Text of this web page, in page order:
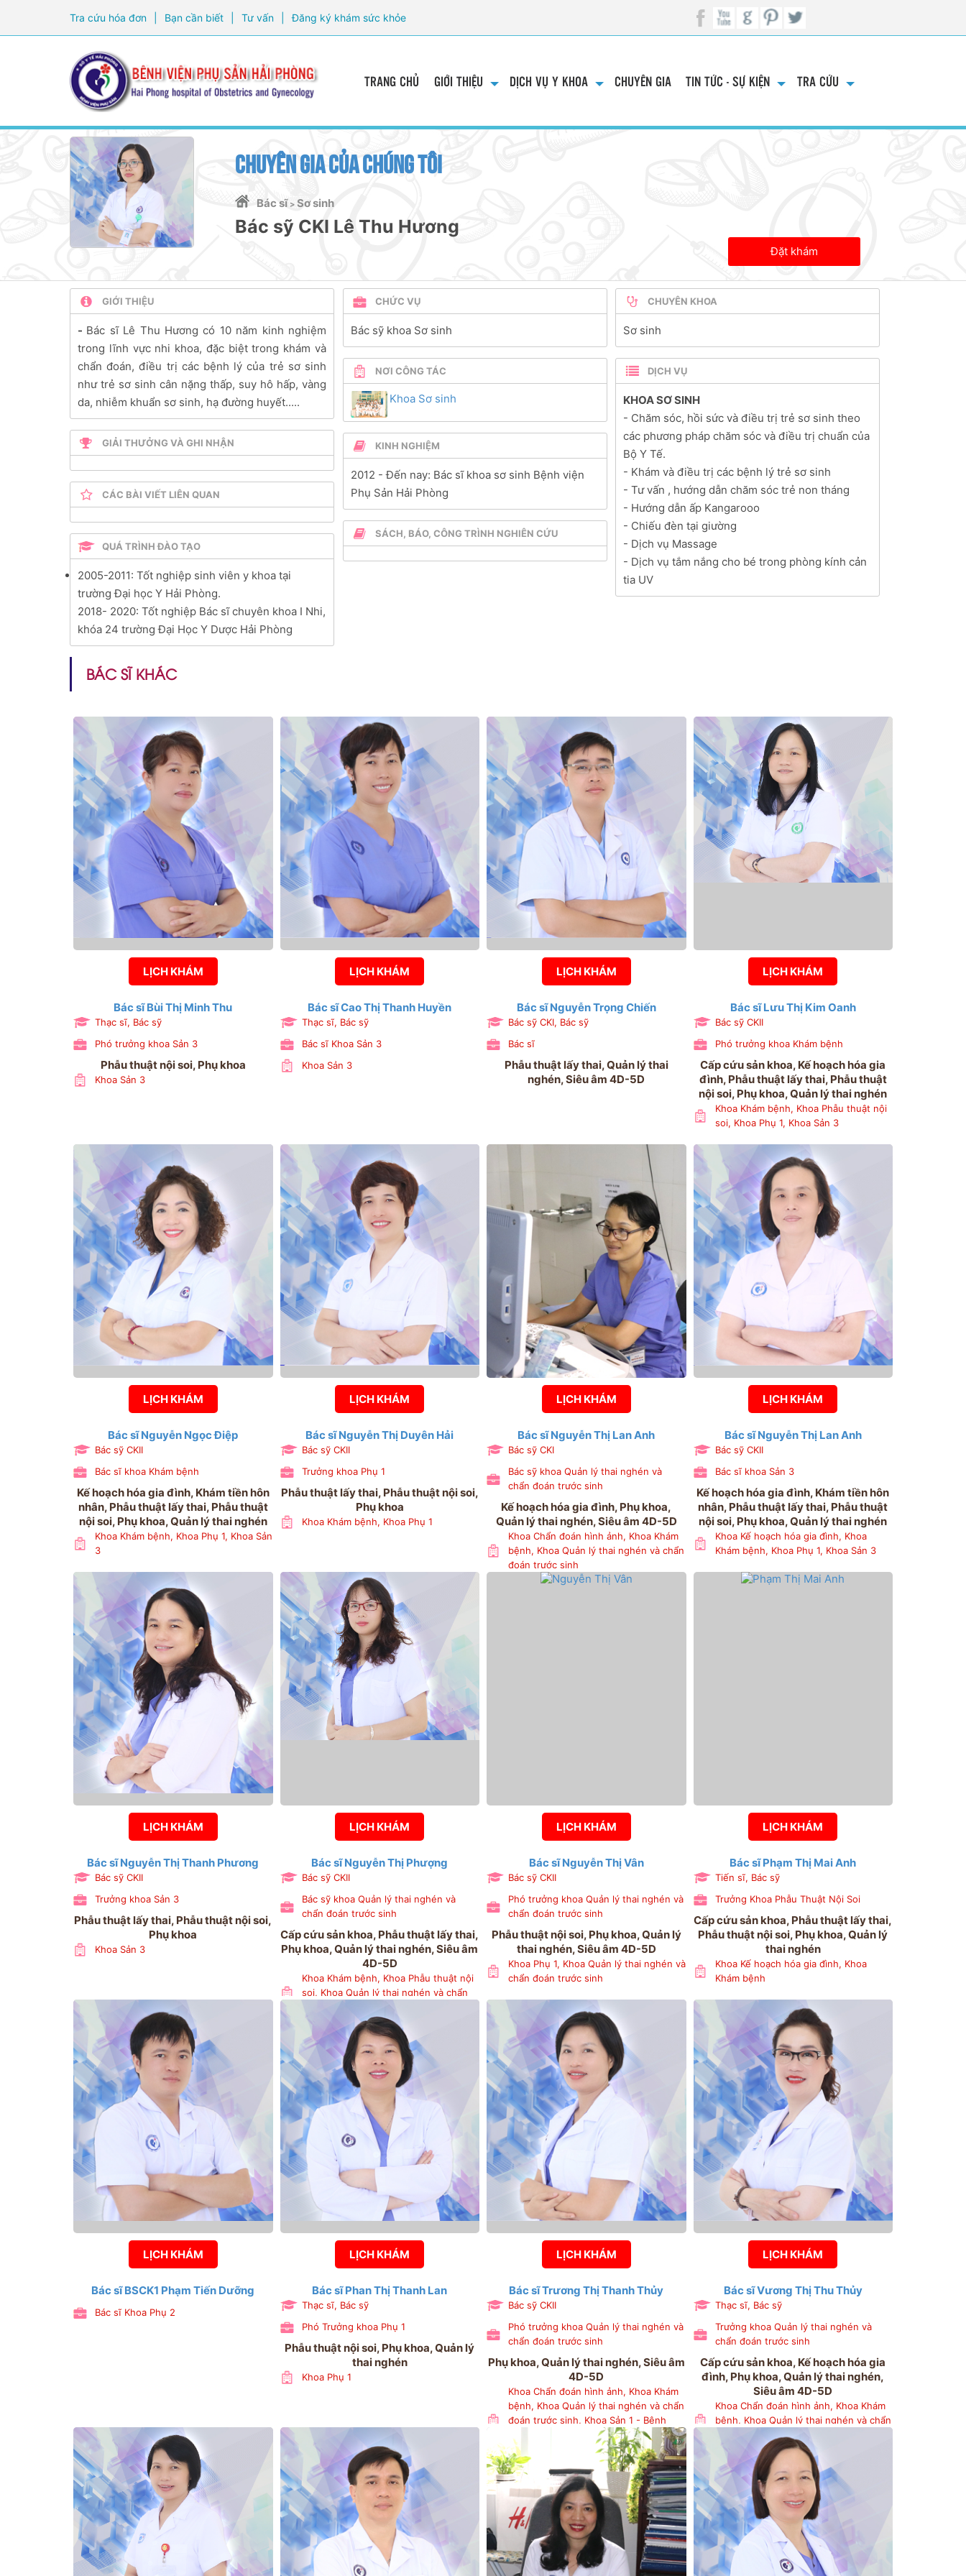
Tra cứu hóa đơn Bạn cần biết Tư vấn Đăng ký khám sức khỏe
TRANG CHỦ GIỚI THIỆU DỊCH VỤ Y KHOA CHUYÊN GIA TIN TỨC - SỰ KIỆN TRA CỨU
CHUYÊN GIA CỦA CHÚNG TÔI
Bác sĩ > Sơ sinh
Bác sỹ CKI Lê Thu Hương
Đặt khám
GIỚI THIỆU
- Bác sĩ Lê Thu Hương có 10 năm kinh nghiệm
trong lĩnh vực nhi khoa, đặc biệt trong khám và
chẩn đoán, điều trị các bệnh lý của trẻ sơ sinh
như trẻ sơ sinh cân nặng thấp, suy hô hấp, vàng
da, nhiễm khuẩn sơ sinh, hạ đường huyết.....
GIẢI THƯỞNG VÀ GHI NHẬN
CÁC BÀI VIẾT LIÊN QUAN
QUÁ TRÌNH ĐÀO TẠO
2005-2011: Tốt nghiệp sinh viên y khoa tại
trường Đại học Y Hải Phòng.
2018- 2020: Tốt nghiệp Bác sĩ chuyên khoa I Nhi,
khóa 24 trường Đại Học Y Dược Hải Phòng
CHỨC VỤ
Bác sỹ khoa Sơ sinh
NƠI CÔNG TÁC
Khoa Sơ sinh
KINH NGHIỆM
2012 - Đến nay: Bác sĩ khoa sơ sinh Bệnh viện
Phụ Sản Hải Phòng
SÁCH, BÁO, CÔNG TRÌNH NGHIÊN CỨU
CHUYÊN KHOA
Sơ sinh
DỊCH VỤ
KHOA SƠ SINH
- Chăm sóc, hồi sức và điều trị trẻ sơ sinh theo
các phương pháp chăm sóc và điều trị chuẩn của
Bộ Y Tế.
- Khám và điều trị các bệnh lý trẻ sơ sinh
- Tư vấn , hướng dẫn chăm sóc trẻ non tháng
- Hướng dẫn ấp Kangarooo
- Chiếu đèn tại giường
- Dịch vụ Massage
- Dịch vụ tắm nắng cho bé trong phòng kính cản
tia UV
BÁC SĨ KHÁC
LỊCH KHÁM
Bác sĩ Bùi Thị Minh Thu
Thạc sĩ, Bác sỹ
Phó trưởng khoa Sản 3
Phẫu thuật nội soi, Phụ khoa
Khoa Sản 3
LỊCH KHÁM
Bác sĩ Cao Thị Thanh Huyền
Thạc sĩ, Bác sỹ
Bác sĩ Khoa Sản 3
Khoa Sản 3
LỊCH KHÁM
Bác sĩ Nguyễn Trọng Chiến
Bác sỹ CKI, Bác sỹ
Bác sĩ
Phẫu thuật lấy thai, Quản lý thai
nghén, Siêu âm 4D-5D
LỊCH KHÁM
Bác sĩ Lưu Thị Kim Oanh
Bác sỹ CKII
Phó trưởng khoa Khám bệnh
Cấp cứu sản khoa, Kế hoạch hóa gia
đình, Phẫu thuật lấy thai, Phẫu thuật
nội soi, Phụ khoa, Quản lý thai nghén
Khoa Khám bệnh, Khoa Phẫu thuật nội
soi, Khoa Phụ 1, Khoa Sản 3
LỊCH KHÁM
Bác sĩ Nguyễn Ngọc Điệp
Bác sỹ CKII
Bác sĩ khoa Khám bệnh
Kế hoạch hóa gia đình, Khám tiền hôn
nhân, Phẫu thuật lấy thai, Phẫu thuật
nội soi, Phụ khoa, Quản lý thai nghén
Khoa Khám bệnh, Khoa Phụ 1, Khoa Sản
3
LỊCH KHÁM
Bác sĩ Nguyễn Thị Duyên Hải
Bác sỹ CKII
Trưởng khoa Phụ 1
Phẫu thuật lấy thai, Phẫu thuật nội soi,
Phụ khoa
Khoa Khám bệnh, Khoa Phụ 1
LỊCH KHÁM
Bác sĩ Nguyễn Thị Lan Anh
Bác sỹ CKI
Bác sỹ khoa Quản lý thai nghén và
chẩn đoán trước sinh
Kế hoạch hóa gia đình, Phụ khoa,
Quản lý thai nghén, Siêu âm 4D-5D
Khoa Chẩn đoán hình ảnh, Khoa Khám
bệnh, Khoa Quản lý thai nghén và chẩn
đoán trước sinh
LỊCH KHÁM
Bác sĩ Nguyễn Thị Lan Anh
Bác sỹ CKII
Bác sĩ khoa Sản 3
Kế hoạch hóa gia đình, Khám tiền hôn
nhân, Phẫu thuật lấy thai, Phẫu thuật
nội soi, Phụ khoa, Quản lý thai nghén
Khoa Kế hoạch hóa gia đình, Khoa
Khám bệnh, Khoa Phụ 1, Khoa Sản 3
LỊCH KHÁM
Bác sĩ Nguyễn Thị Thanh Phương
Bác sỹ CKII
Trưởng khoa Sản 3
Phẫu thuật lấy thai, Phẫu thuật nội soi,
Phụ khoa
Khoa Sản 3
LỊCH KHÁM
Bác sĩ Nguyễn Thị Phượng
Bác sỹ CKII
Bác sỹ khoa Quản lý thai nghén và
chẩn đoán trước sinh
Cấp cứu sản khoa, Phẫu thuật lấy thai,
Phụ khoa, Quản lý thai nghén, Siêu âm
4D-5D
Khoa Khám bệnh, Khoa Phẫu thuật nội
soi, Khoa Quản lý thai nghén và chẩn
LỊCH KHÁM
Bác sĩ Nguyễn Thị Vân
Bác sỹ CKII
Phó trưởng khoa Quản lý thai nghén và
chẩn đoán trước sinh
Phẫu thuật nội soi, Phụ khoa, Quản lý
thai nghén, Siêu âm 4D-5D
Khoa Phụ 1, Khoa Quản lý thai nghén và
chẩn đoán trước sinh
LỊCH KHÁM
Bác sĩ Phạm Thị Mai Anh
Tiến sĩ, Bác sỹ
Trưởng Khoa Phẫu Thuật Nội Soi
Cấp cứu sản khoa, Phẫu thuật lấy thai,
Phẫu thuật nội soi, Phụ khoa, Quản lý
thai nghén
Khoa Kế hoạch hóa gia đình, Khoa
Khám bệnh
LỊCH KHÁM
Bác sĩ BSCK1 Phạm Tiến Dưỡng
Bác sĩ Khoa Phụ 2
LỊCH KHÁM
Bác sĩ Phan Thị Thanh Lan
Thạc sĩ, Bác sỹ
Phó Trưởng khoa Phụ 1
Phẫu thuật nội soi, Phụ khoa, Quản lý
thai nghén
Khoa Phụ 1
LỊCH KHÁM
Bác sĩ Trương Thị Thanh Thủy
Bác sỹ CKII
Phó trưởng khoa Quản lý thai nghén và
chẩn đoán trước sinh
Phụ khoa, Quản lý thai nghén, Siêu âm
4D-5D
Khoa Chẩn đoán hình ảnh, Khoa Khám
bệnh, Khoa Quản lý thai nghén và chẩn
đoán trước sinh, Khoa Sản 1 - Bệnh
viện Phụ sản Hải Phòng, Phòng Kế
hoạch tổng hợp
LỊCH KHÁM
Bác sĩ Vương Thị Thu Thủy
Thạc sĩ, Bác sỹ
Trưởng khoa Quản lý thai nghén và
chẩn đoán trước sinh
Cấp cứu sản khoa, Kế hoạch hóa gia
đình, Phụ khoa, Quản lý thai nghén,
Siêu âm 4D-5D
Khoa Chẩn đoán hình ảnh, Khoa Khám
bệnh, Khoa Quản lý thai nghén và chẩn
đoán trước sinh